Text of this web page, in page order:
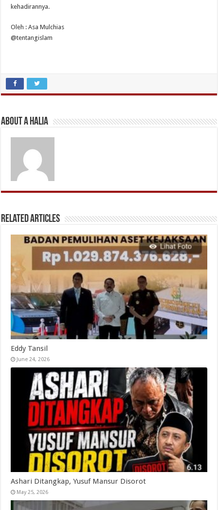
kehadirannya.
Oleh : Asa Mulchias
@tentangislam
About A Halia
Related Articles
Eddy Tansil
June 24, 2026
Ashari Ditangkap, Yusuf Mansur Disorot
May 25, 2026